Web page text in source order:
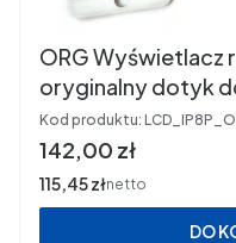
ORG Wyświetlacz
oryginalny dotyk
Kod produktu:
Cena
142,00 zł
Cena
115,45 złnetto
DO